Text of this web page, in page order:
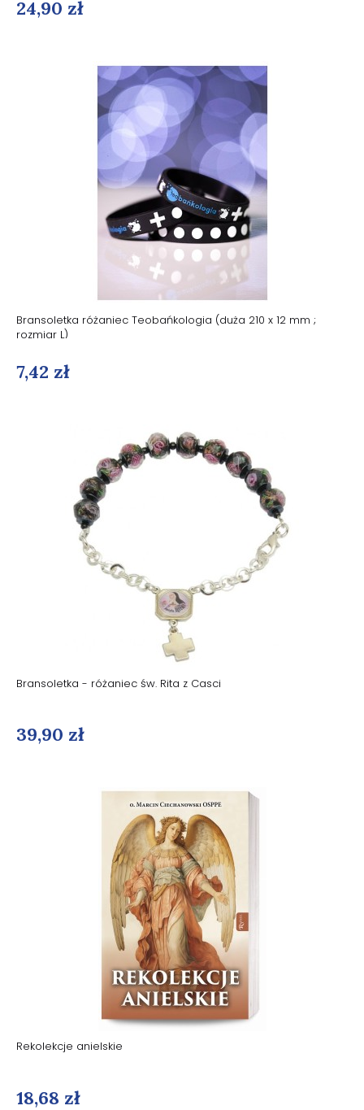
24,90 zł
Bransoletka różaniec Teobańkologia (duża 210 x 12 mm ;
rozmiar L)
7,42 zł
Bransoletka - różaniec św. Rita z Casci
39,90 zł
Rekolekcje anielskie
18,68 zł